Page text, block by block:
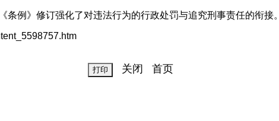
例》修订强化了对违法行为的行政处罚与追究刑事责任的衔接。
关闭 首页